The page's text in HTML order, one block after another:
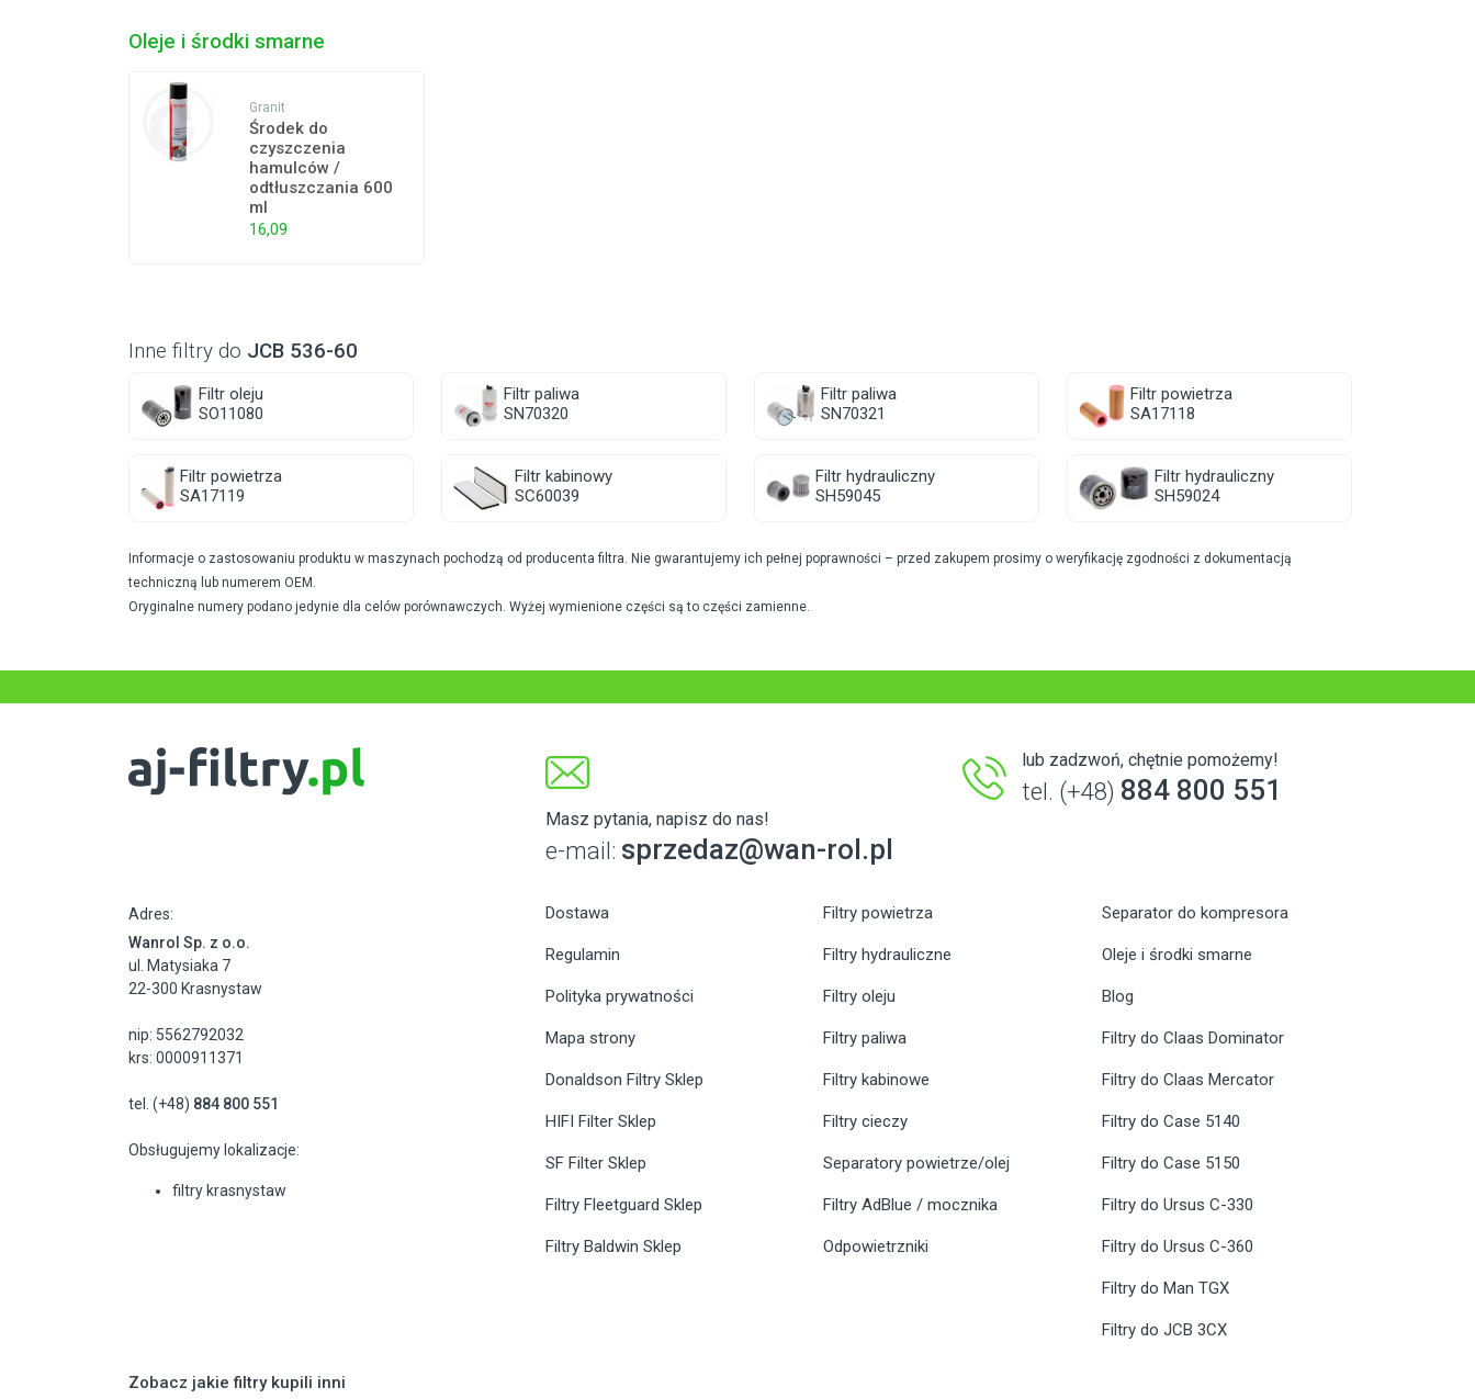
Oleje i środki smarne
Granit
Środek do
czyszczenia
hamulców /
odtłuszczania 600
ml
16,09
Inne filtry do JCB 536-60
Filtr oleju
SO11080
Filtr paliwa
SN70320
Filtr paliwa
SN70321
Filtr powietrza
SA17118
Filtr powietrza
SA17119
Filtr kabinowy
SC60039
Filtr hydrauliczny
SH59045
Filtr hydrauliczny
SH59024
Informacje o zastosowaniu produktu w maszynach pochodzą od producenta filtra. Nie gwarantujemy ich pełnej poprawności – przed zakupem prosimy o weryfikację zgodności z dokumentacją
techniczną lub numerem OEM.
Oryginalne numery podano jedynie dla celów porównawczych. Wyżej wymienione części są to części zamienne.
Masz pytania, napisz do nas!
e-mail: sprzedaz@wan-rol.pl
lub zadzwoń, chętnie pomożemy!
tel. (+48) 884 800 551
Adres:
Wanrol Sp. z o.o.
ul. Matysiaka 7
22-300 Krasnystaw
nip: 5562792032
krs: 0000911371
tel. (+48) 884 800 551
Obsługujemy lokalizacje:
filtry krasnystaw
Dostawa
Regulamin
Polityka prywatności
Mapa strony
Donaldson Filtry Sklep
HIFI Filter Sklep
SF Filter Sklep
Filtry Fleetguard Sklep
Filtry Baldwin Sklep
Filtry powietrza
Filtry hydrauliczne
Filtry oleju
Filtry paliwa
Filtry kabinowe
Filtry cieczy
Separatory powietrze/olej
Filtry AdBlue / mocznika
Odpowietrzniki
Separator do kompresora
Oleje i środki smarne
Blog
Filtry do Claas Dominator
Filtry do Claas Mercator
Filtry do Case 5140
Filtry do Case 5150
Filtry do Ursus C-330
Filtry do Ursus C-360
Filtry do Man TGX
Filtry do JCB 3CX
Zobacz jakie filtry kupili inni